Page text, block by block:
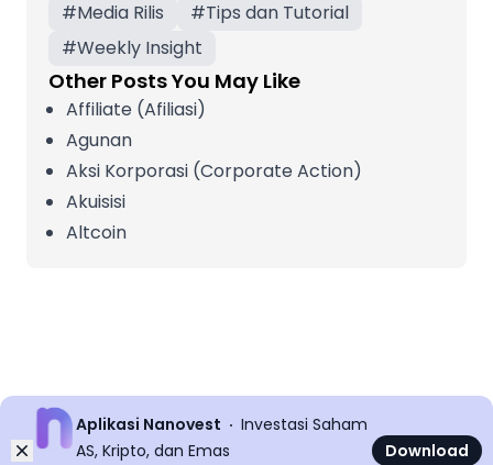
#Media Rilis #Tips dan Tutorial
#Weekly Insight
Other Posts You May Like
Affiliate (Afiliasi)
Agunan
Aksi Korporasi (Corporate Action)
Akuisisi
Altcoin
Dismiss
Aplikasi Nanovest
Investasi Saham
AS, Kripto, dan Emas
Download